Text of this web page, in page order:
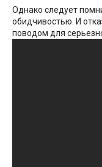
Однако следует
обидчивостью. И
поводом для